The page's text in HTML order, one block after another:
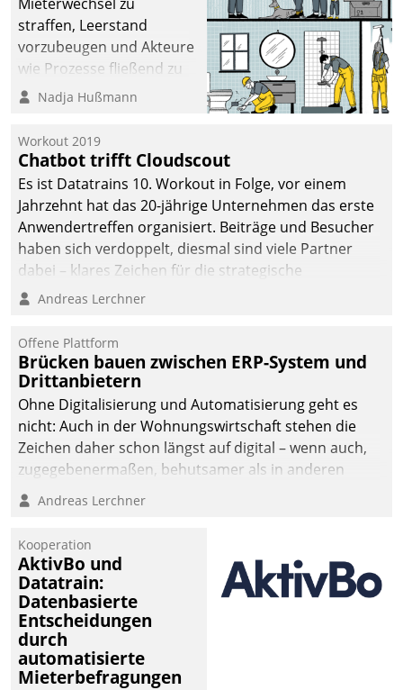
straffen, Leerstand
vorzubeugen und Akteure
wie Prozesse fließend zu
vernetzen, nutzt die
Jahresbeginn eine
Überblick, Einsicht und
Eingriff bietende Lösung.
Zur Entwicklung setzte
man auf
Cloudtechnologie,
bewährte und Startup-
agile Projektmethoden.
Nadja Hußmann
Workout 2019
Chatbot trifft Cloudscout
Es ist Datatrains 10. Workout in Folge, vor einem
Jahrzehnt hat das 20-jährige Unternehmen das erste
Anwendertreffen organisiert. Beiträge und Besucher
haben sich verdoppelt, diesmal sind viele Partner
dabei – klares Zeichen für die strategische
Fokussierung auf den Kunden.
Andreas Lerchner
Offene Plattform
Brücken bauen zwischen ERP-System und
Drittanbietern
Ohne Digitalisierung und Automatisierung geht es
nicht: Auch in der Wohnungswirtschaft stehen die
Zeichen daher schon längst auf digital – wenn auch,
zugegebenermaßen, behutsamer als in anderen
Branchen.
Andreas Lerchner
Kooperation
AktivBo und
Datatrain:
Datenbasierte
Entscheidungen
durch
automatisierte
Mieterbefragungen